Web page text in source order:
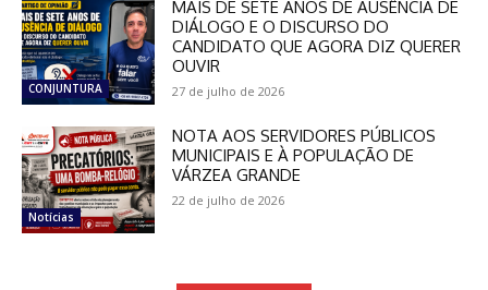
CONJUNTURA
MAIS DE SETE ANOS DE AUSÊNCIA DE
DIÁLOGO E O DISCURSO DO
CANDIDATO QUE AGORA DIZ QUERER
OUVIR
27 de julho de 2026
Notícias
NOTA AOS SERVIDORES PÚBLICOS
MUNICIPAIS E À POPULAÇÃO DE
VÁRZEA GRANDE
22 de julho de 2026